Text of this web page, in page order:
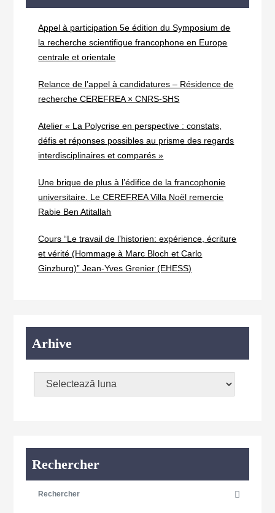
Appel à participation 5e édition du Symposium de
la recherche scientifique francophone en Europe
centrale et orientale
Relance de l’appel à candidatures – Résidence de
recherche CEREFREA × CNRS-SHS
Atelier « La Polycrise en perspective : constats,
défis et réponses possibles au prisme des regards
interdisciplinaires et comparés »
Une brique de plus à l’édifice de la francophonie
universitaire. Le CEREFREA Villa Noël remercie
Rabie Ben Atitallah
Cours “Le travail de l’historien: expérience, écriture
et vérité (Hommage à Marc Bloch et Carlo
Ginzburg)” Jean-Yves Grenier (EHESS)
Arhive
Rechercher